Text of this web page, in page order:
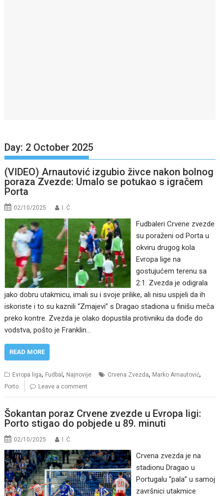
Day: 2 October 2025
(VIDEO) Arnautović izgubio živce nakon bolnog
poraza Zvezde: Umalo se potukao s igračem
Porta
02/10/2025 I. Ć.
Fudbaleri Crvene zvezde
su poraženi od Porta u
okviru drugog kola
Evropa lige na
gostujućem terenu sa
2:1. Zvezda je odigrala
jako dobru utakmicu, imali su i svoje prilike, ali nisu uspjeli da ih
iskoriste i to su kaznili “Zmajevi” s Dragao stadiona u finišu meča
preko kontre. Zvezda je olako dopustila protivniku da dođe do
vodstva, pošto je Franklin…
READ MORE
Evropa liga, Fudbal, Najnovije Crvena Zvezda, Marko Arnautović,
Porto Leave a comment
Šokantan poraz Crvene zvezde u Evropa ligi:
Porto stigao do pobjede u 89. minuti
02/10/2025 I. Ć.
Crvena zvezda je na
stadionu Dragao u
Portugalu “pala” u samoj
završnici utakmice